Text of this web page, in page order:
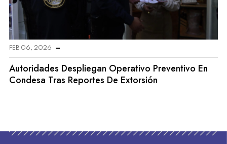
FEB 06, 2026
Autoridades Despliegan Operativo Preventivo En
Condesa Tras Reportes De Extorsión